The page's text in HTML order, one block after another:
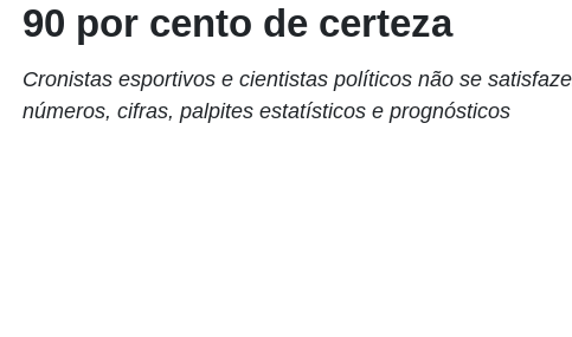
90 por cento de certeza
Cronistas esportivos e cientistas políticos não se
números, cifras, palpites estatísticos e prognósticos